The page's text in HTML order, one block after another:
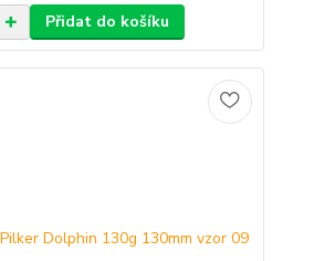
Přidat do košíku